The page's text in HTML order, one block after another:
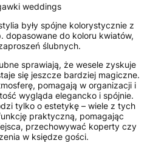
weddings
były spójne kolorystycznie z
dopasowane do koloru kwiatów,
ślubnych.
sprawiają, że wesele zyskuje
się jeszcze bardziej magiczne.
pomagają w organizacji i
wygląda elegancko i spójnie.
tylko o estetykę – wiele z tych
praktyczną, pomagając
przechowywać koperty czy
w księdze gości.